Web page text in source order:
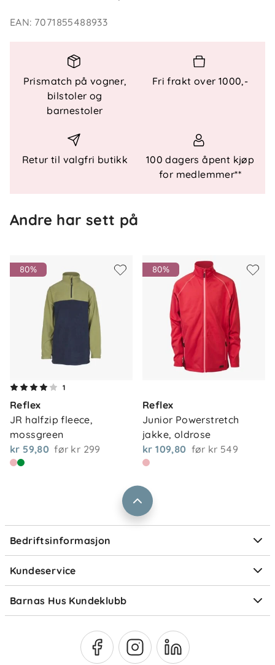
Str: One size.
Vaskeanvisning: Maskinvask 30 grader.
For å ivareta både plagget og miljøet så godt
som mulig, anbefaler vi å minimere antall vask
så mye man kan. Vask gjerne av flekker med
en klut og heng plagget til lufting når
plagget, minimere energibruk samt skåne
miljøet for unødvendig utslipp.
EAN: 7071855488933
Prismatch på vogner,
bilstoler og
barnestoler
Fri frakt over 1000,-
Retur til valgfri butikk
100 dagers åpent kjøp
for medlemmer**
Andre har sett på
80%
1
Reflex
JR halfzip fleece,
mossgreen
kr 59,80 før kr 299
80%
Reflex
Junior Powerstretch
jakke, oldrose
kr 109,80 før kr 549
Bedriftsinformasjon
Om oss
Våre butikker
Vårt samfunnsansvar
Jobbe i Barnas Hus
Størrelsesguider
Kundeservice
Kontakt oss
Frakt og levering
Retur og reklamasjon
Salgsbetingelser
Ofte stilte spørsmål
Om Klarna
Barnas Hus Kundeklubb
Medlemsvilkår